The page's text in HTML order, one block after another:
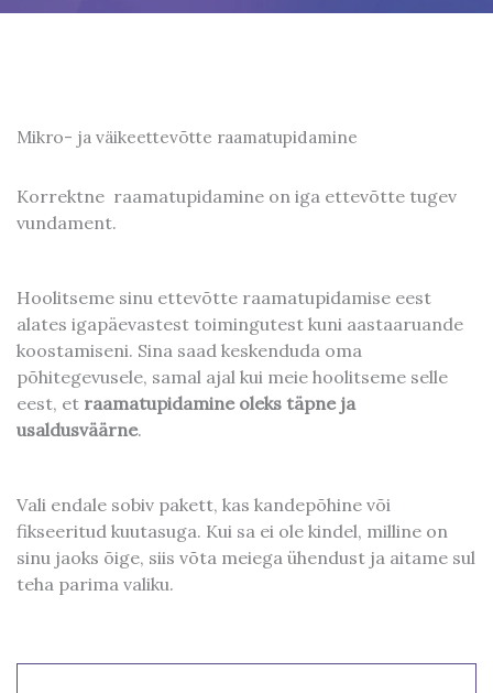
Mikro- ja väikeettevõtte raamatupidamine
Korrektne raamatupidamine on iga ettevõtte tugev
vundament.
Hoolitseme sinu ettevõtte raamatupidamise eest
alates igapäevastest toimingutest kuni aastaaruande
koostamiseni. Sina saad keskenduda oma
põhitegevusele, samal ajal kui meie hoolitseme selle
eest, et raamatupidamine oleks täpne ja
usaldusväärne.
Vali endale sobiv pakett, kas kandepõhine või
fikseeritud kuutasuga. Kui sa ei ole kindel, milline on
sinu jaoks õige, siis võta meiega ühendust ja aitame sul
teha parima valiku.